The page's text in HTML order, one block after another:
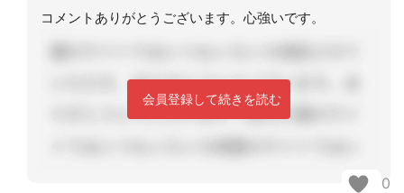
コメントありがとうございます。心強いです。
会員登録して続きを読む
0